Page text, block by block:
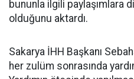
bununla ilgili paylaşımlara
olduğunu aktardı.
Sakarya İHH Başkanı
her zulüm sonrasında